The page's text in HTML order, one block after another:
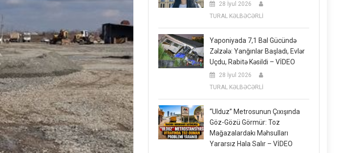
28 İyul 2026
TURAL KƏLBƏCƏRLİ
Yaponiyada 7,1 Bal Gücündə
Zəlzələ: Yanğınlar Başladı, Evlər
Uçdu, Rabitə Kəsildi – VİDEO
28 İyul 2026
TURAL KƏLBƏCƏRLİ
“Ulduz” Metrosunun Çıxışında
Göz-Gözü Görmür: Toz
Mağazalardakı Məhsulları
Yararsız Hala Salır – VİDEO